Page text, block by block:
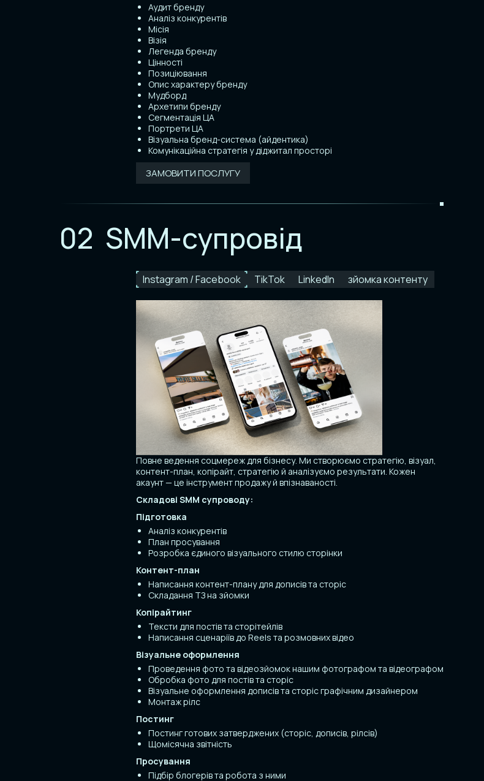
Аудит бренду
Аналіз конкурентів
Місія
Візія
Легенда бренду
Цінності
Позиціювання
Опис характеру бренду
Мудборд
Архетипи бренду
Сегментація ЦА
Портрети ЦА
Візуальна бренд-система (айдентика)
Комунікаційна стратегія у діджитал просторі
ЗАМОВИТИ ПОСЛУГУ
02 SMM-супровід
Instagram / Facebook TikTok LinkedIn зйомка контенту
Повне ведення соцмереж для бізнесу. Ми створюємо стратегію, візуал,
контент-план, копірайт, стратегію й аналізуємо результати. Кожен
акаунт — це інструмент продажу й впізнаваності.
Складові SMM супроводу:
Підготовка
Аналіз конкурентів
План просування
Розробка єдиного візуального стилю сторінки
Контент-план
Написання контент-плану для дописів та сторіс
Складання ТЗ на зйомки
Копірайтинг
Тексти для постів та сторітейлів
Написання сценаріїв до Reels та розмовних відео
Візуальне оформлення
Проведення фото та відеозйомок нашим фотографом та відеографом
Обробка фото для постів та сторіс
Візуальне оформлення дописів та сторіс графічним дизайнером
Монтаж рілс
Постинг
Постинг готових затверджених (сторіс, дописів, рілсів)
Щомісячна звітність
Просування
Підбір блогерів та робота з ними